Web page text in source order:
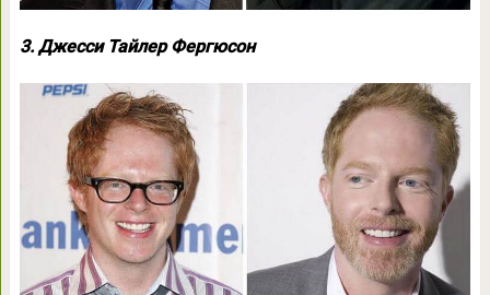
3. Джесси Тайлер Фергюсон